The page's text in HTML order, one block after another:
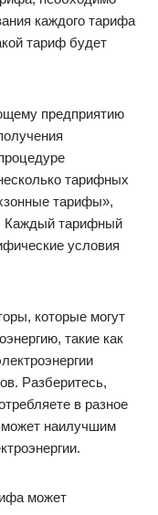
каждого тарифа
тариф будет
предприятию
тарифных
тарифы»,
Каждый тарифный
условия
которые могут
такие как
Разберитесь,
в разное
наилучшим
может